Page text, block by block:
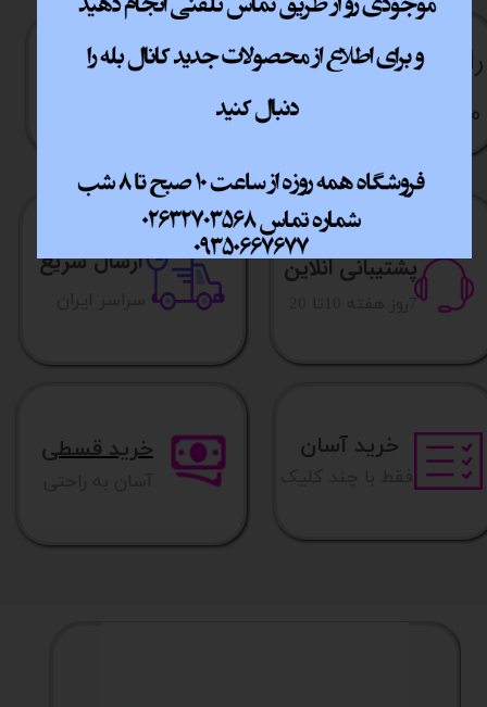
راهنما​​​​​​​​​​​​​​ی خرید نحوه ارسال کالا
مشاوره قبل از خرید رویه بازگردانی کالا
پشتیبانی انلاین
​7روز هفته 10تا 20
ارسال سریع
خرید آسان خرید قسطی